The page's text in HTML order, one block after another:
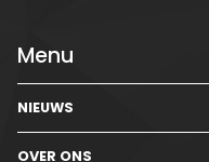
Menu
NIEUWS
OVER ONS